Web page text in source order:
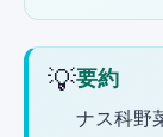
💡要約
ナス科野